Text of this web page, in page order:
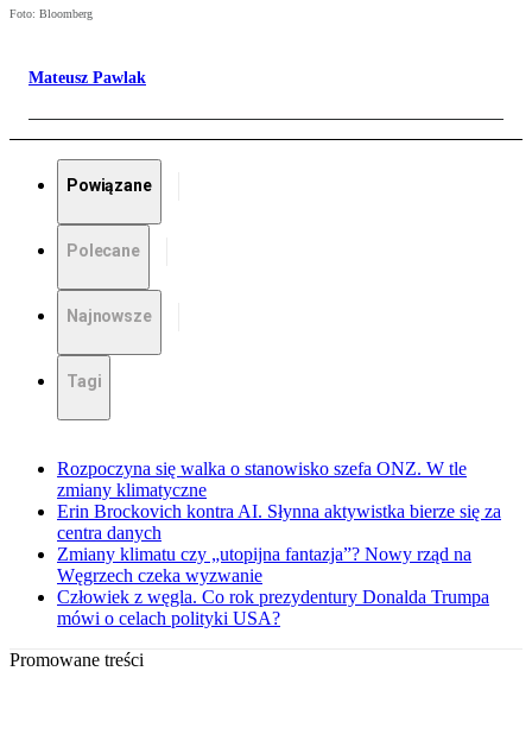
Foto: Bloomberg
Mateusz Pawlak
Powiązane
Polecane
Najnowsze
Tagi
Rozpoczyna się walka o stanowisko szefa ONZ. W tle
zmiany klimatyczne
Erin Brockovich kontra AI. Słynna aktywistka bierze się za
centra danych
Zmiany klimatu czy „utopijna fantazja”? Nowy rząd na
Węgrzech czeka wyzwanie
Człowiek z węgla. Co rok prezydentury Donalda Trumpa
mówi o celach polityki USA?
Promowane treści